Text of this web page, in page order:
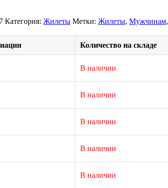
Категория: Жилеты Метки: Жилеты, Мужчинам,
Количество на складе
В наличии
В наличии
В наличии
В наличии
В наличии